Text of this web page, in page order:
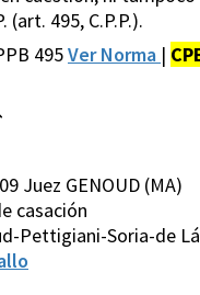
(art. 495, C.P.P.).
495Ver Norma |
Juez GENOUD (MA)
casación
Pettigiani-Soria-de